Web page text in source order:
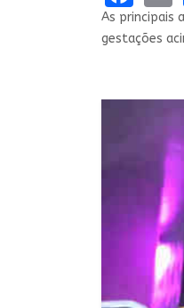
As principais
gestações